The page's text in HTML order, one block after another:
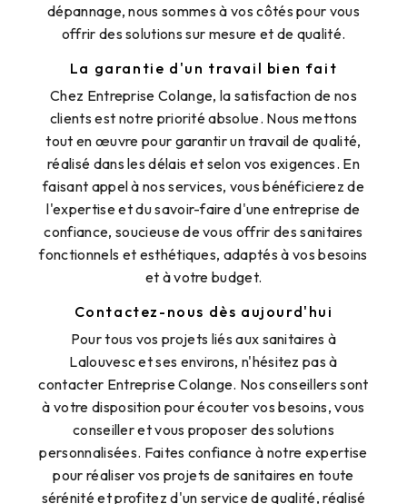
dépannage, nous sommes à vos côtés pour vous
offrir des solutions sur mesure et de qualité.
La garantie d'un travail bien fait
Chez Entreprise Colange, la satisfaction de nos
clients est notre priorité absolue. Nous mettons
tout en œuvre pour garantir un travail de qualité,
réalisé dans les délais et selon vos exigences. En
faisant appel à nos services, vous bénéficierez de
l'expertise et du savoir-faire d'une entreprise de
confiance, soucieuse de vous offrir des sanitaires
fonctionnels et esthétiques, adaptés à vos besoins
et à votre budget.
Contactez-nous dès aujourd'hui
Pour tous vos projets liés aux sanitaires à
Lalouvesc et ses environs, n'hésitez pas à
contacter Entreprise Colange. Nos conseillers sont
à votre disposition pour écouter vos besoins, vous
conseiller et vous proposer des solutions
personnalisées. Faites confiance à notre expertise
pour réaliser vos projets de sanitaires en toute
sérénité et profitez d'un service de qualité, réalisé